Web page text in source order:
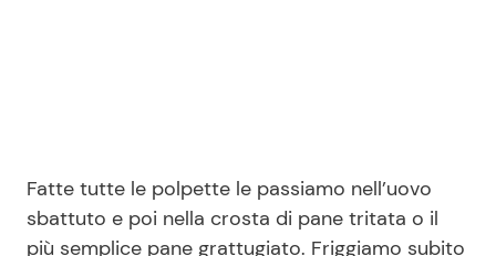
Fatte tutte le polpette le passiamo nell’uovo
sbattuto e poi nella crosta di pane tritata o il
più semplice pane grattugiato. Friggiamo subito